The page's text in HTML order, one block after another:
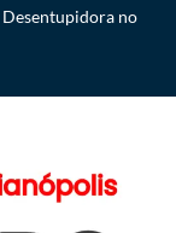
Desentupidora no